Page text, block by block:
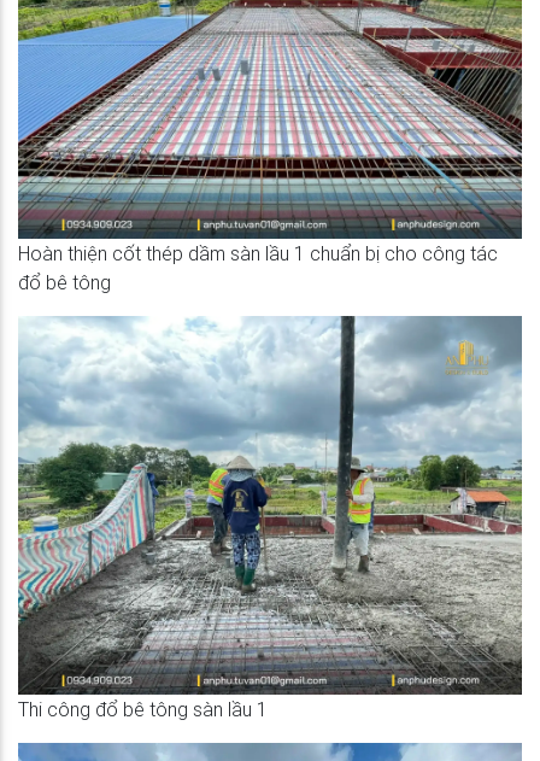
Hoàn thiện cốt thép dầm sàn lầu 1 chuẩn bị cho công tác
đổ bê tông
Thi công đổ bê tông sàn lầu 1